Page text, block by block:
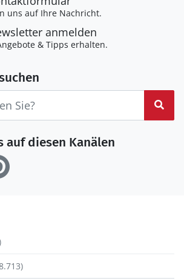
uns auf Ihre Nachricht.
anmelden
& Tipps erhalten.
auf diesen Kanälen